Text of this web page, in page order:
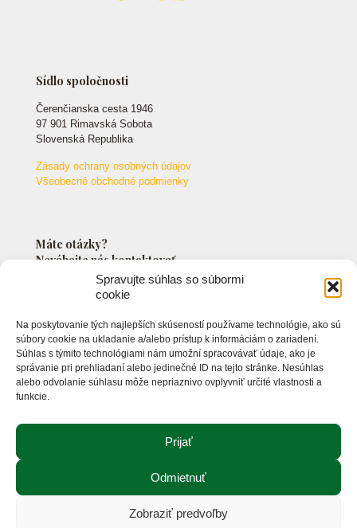
Spravujte súhlas so súbormi
cookie
Na poskytovanie tých najlepších skúseností používame technológie, ako sú
súbory cookie na ukladanie a/alebo prístup k informáciám o zariadení.
Súhlas s týmito technológiami nám umožní spracovávať údaje, ako je
správanie pri prehliadaní alebo jedinečné ID na tejto stránke. Nesúhlas
alebo odvolanie súhlasu môže nepriaznivo ovplyvniť určité vlastnosti a
funkcie.
Prijať
Odmietnuť
Zobraziť predvoľby
Sídlo spoločnosti
Čerenčianska cesta 1946
97 901 Rimavská Sobota
Slovenská Republika
Zásady ochrany osobných údajov
Všeobecné obchodné podmienky
Máte otázky?
Neváhajte nás kontaktovať.
+421 903 549 042
info@markossro.sk
© 2021 Markos s.r.o. - Rastlinné oleje. Všetky práva
vyhradené.